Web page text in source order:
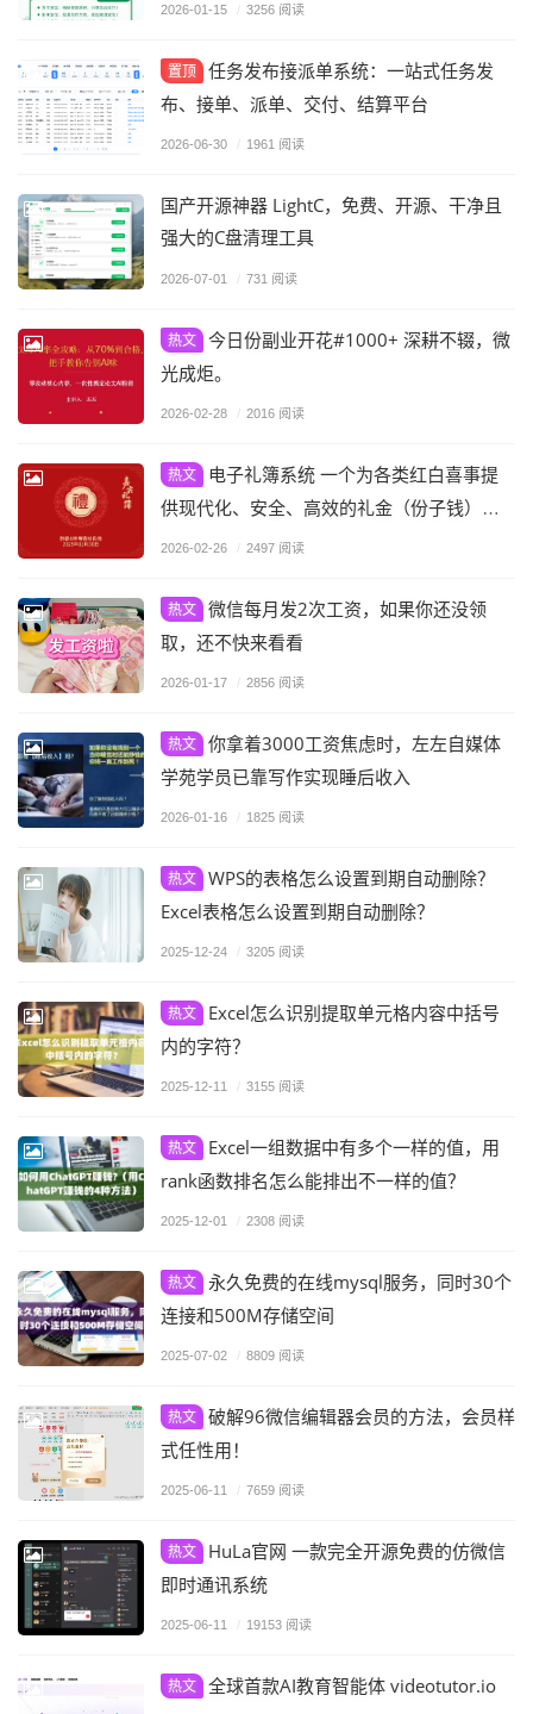
2026-01-15 / 3256 阅读
置顶 任务发布接派单系统：一站式任务发
布、接单、派单、交付、结算平台
2026-06-30 / 1961 阅读
国产开源神器 LightC，免费、开源、干净且
强大的C盘清理工具
2026-07-01 / 731 阅读
热文 今日份副业开花#1000+ 深耕不辍，微
光成炬。
2026-02-28 / 2016 阅读
热文
电子礼簿系统 一个为各类红白喜事提
供现代化、安全、高效的礼金（份子钱）管
理解决方案
2026-02-26 / 2497 阅读
热文 微信每月发2次工资，如果你还没领
取，还不快来看看
2026-01-17 / 2856 阅读
热文 你拿着3000工资焦虑时，左左自媒体
学苑学员已靠写作实现睡后收入
2026-01-16 / 1825 阅读
热文 WPS的表格怎么设置到期自动删除？
Excel表格怎么设置到期自动删除？
2025-12-24 / 3205 阅读
热文
Excel怎么识别提取单元格内容中括号
内的字符？
2025-12-11 / 3155 阅读
热文
Excel一组数据中有多个一样的值，用
rank函数排名怎么能排出不一样的值？
2025-12-01 / 2308 阅读
热文 永久免费的在线mysql服务，同时30个
连接和500M存储空间
2025-07-02 / 8809 阅读
热文 破解96微信编辑器会员的方法，会员样
式任性用！
2025-06-11 / 7659 阅读
热文
HuLa官网 一款完全开源免费的仿微信
即时通讯系统
2025-06-11 / 19153 阅读
热文 全球首款AI教育智能体 videotutor.io